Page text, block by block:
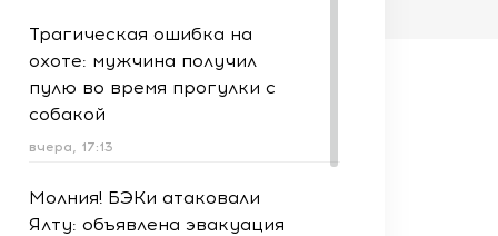
Трагическая ошибка на
охоте: мужчина получил
пулю во время прогулки с
собакой
вчера, 17:13
Молния! БЭКи атаковали
Ялту: объявлена эвакуация